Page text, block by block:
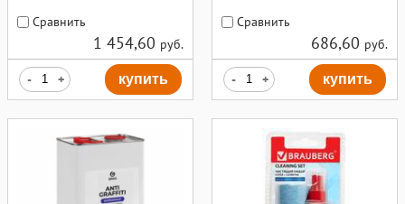
Сравнить
1 454,60 руб.
- + купить
Сравнить
686,60 руб.
- + купить